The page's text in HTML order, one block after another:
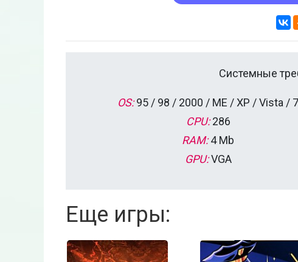
Системные
OS:95 / 98 / 2000 / ME / XP / Vista / 7
CPU:286
RAM:4 Mb
GPU:VGA
Еще игры: